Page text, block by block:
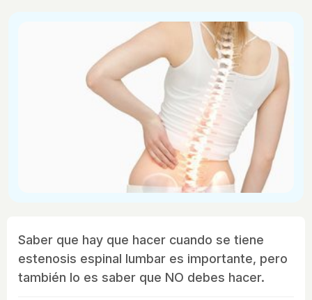
Saber que hay que hacer cuando se tiene
estenosis espinal lumbar es importante, pero
también lo es saber que NO debes hacer.